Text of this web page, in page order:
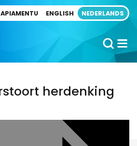
ENGLISH NEDERLANDS
herdenking